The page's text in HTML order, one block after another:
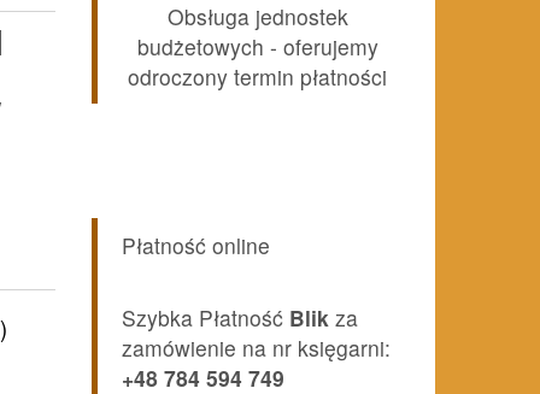
Obsługa jednostek
budżetowych - oferujemy
odroczony termin płatności
Płatność online
Szybka Płatność Blik za
zamówienie na nr księgarni:
+48 784 594 749